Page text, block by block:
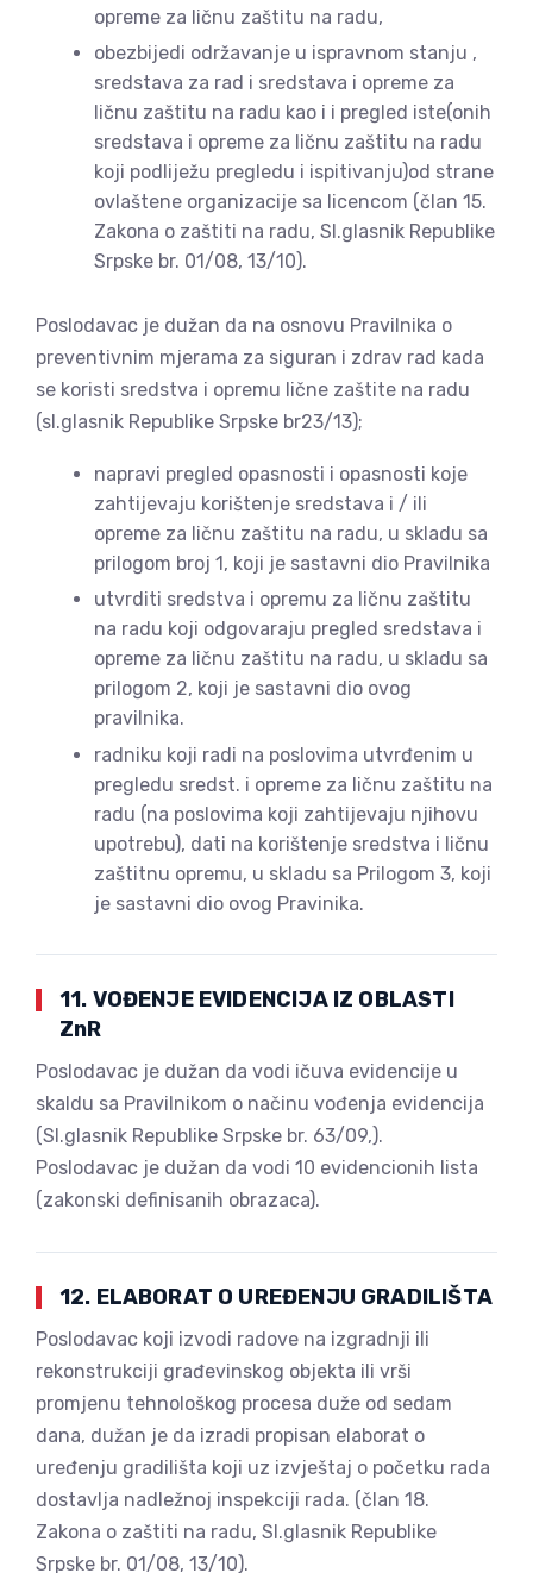
opreme za ličnu zaštitu na radu,
obezbijedi održavanje u ispravnom stanju ,
sredstava za rad i sredstava i opreme za
ličnu zaštitu na radu kao i i pregled iste(onih
sredstava i opreme za ličnu zaštitu na radu
koji podliježu pregledu i ispitivanju)od strane
ovlaštene organizacije sa licencom (član 15.
Zakona o zaštiti na radu, Sl.glasnik Republike
Srpske br. 01/08, 13/10).
Poslodavac je dužan da na osnovu Pravilnika o
preventivnim mjerama za siguran i zdrav rad kada
se koristi sredstva i opremu lične zaštite na radu
(sl.glasnik Republike Srpske br23/13);
napravi pregled opasnosti i opasnosti koje
zahtijevaju korištenje sredstava i / ili
opreme za ličnu zaštitu na radu, u skladu sa
prilogom broj 1, koji je sastavni dio Pravilnika
utvrditi sredstva i opremu za ličnu zaštitu
na radu koji odgovaraju pregled sredstava i
opreme za ličnu zaštitu na radu, u skladu sa
prilogom 2, koji je sastavni dio ovog
pravilnika.
radniku koji radi na poslovima utvrđenim u
pregledu sredst. i opreme za ličnu zaštitu na
radu (na poslovima koji zahtijevaju njihovu
upotrebu), dati na korištenje sredstva i ličnu
zaštitnu opremu, u skladu sa Prilogom 3, koji
je sastavni dio ovog Pravinika.
11. VOĐENJE EVIDENCIJA IZ OBLASTI
ZnR
Poslodavac je dužan da vodi ičuva evidencije u
skaldu sa Pravilnikom o načinu vođenja evidencija
(Sl.glasnik Republike Srpske br. 63/09,).
Poslodavac je dužan da vodi 10 evidencionih lista
(zakonski definisanih obrazaca).
12. ELABORAT O UREĐENJU GRADILIŠTA
Poslodavac koji izvodi radove na izgradnji ili
rekonstrukciji građevinskog objekta ili vrši
promjenu tehnološkog procesa duže od sedam
dana, dužan je da izradi propisan elaborat o
uređenju gradilišta koji uz izvještaj o početku rada
dostavlja nadležnoj inspekciji rada. (član 18.
Zakona o zaštiti na radu, Sl.glasnik Republike
Srpske br. 01/08, 13/10).